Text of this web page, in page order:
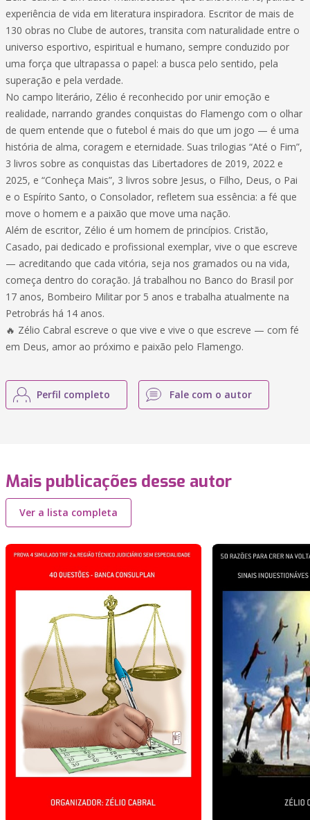
experiência de vida em literatura inspiradora. Escritor de mais de
130 obras no Clube de autores, transita com naturalidade entre o
universo esportivo, espiritual e humano, sempre conduzido por
uma força que ultrapassa o papel: a busca pelo sentido, pela
superação e pela verdade.
No campo literário, Zélio é reconhecido por unir emoção e
realidade, narrando grandes conquistas do Flamengo com o olhar
de quem entende que o futebol é mais do que um jogo — é uma
história de alma, coragem e eternidade. Suas trilogias “Até o Fim”,
3 livros sobre as conquistas das Libertadores de 2019, 2022 e
2025, e “Conheça Mais”, 3 livros sobre Jesus, o Filho, Deus, o Pai
e o Espírito Santo, o Consolador, refletem sua essência: a fé que
move o homem e a paixão que move uma nação.
Além de escritor, Zélio é um homem de princípios. Cristão,
Casado, pai dedicado e profissional exemplar, vive o que escreve
— acreditando que cada vitória, seja nos gramados ou na vida,
começa dentro do coração. Já trabalhou no Banco do Brasil por
17 anos, Bombeiro Militar por 5 anos e trabalha atualmente na
Petrobrás há 14 anos.
🔥 Zélio Cabral escreve o que vive e vive o que escreve — com fé
em Deus, amor ao próximo e paixão pelo Flamengo.
Perfil completo Fale com o autor
Mais publicações desse autor
Ver a lista completa